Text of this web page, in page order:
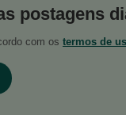
postagens
com os termos de